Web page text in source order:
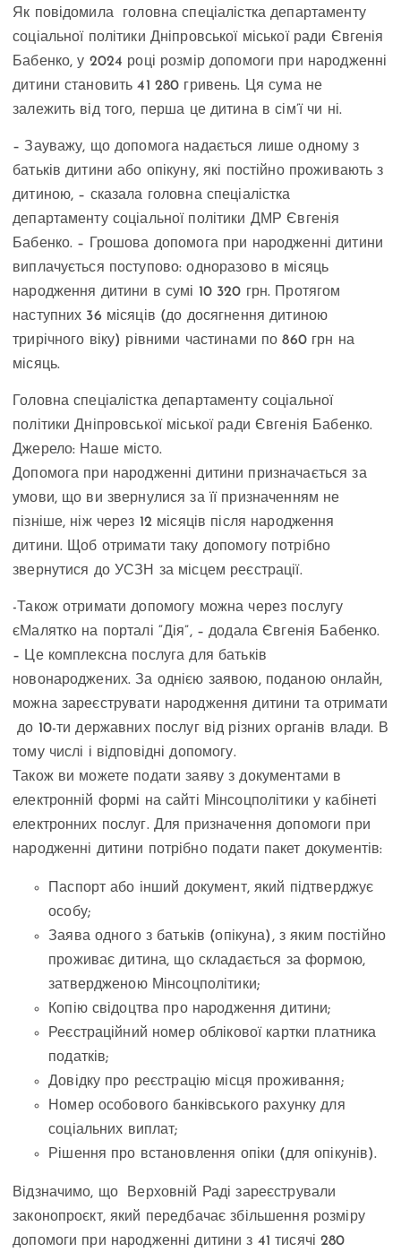
Як повідомила головна спеціалістка департаменту
соціальної політики Дніпровської міської ради Євгенія
Бабенко, у 2024 році розмір допомоги при народженні
дитини становить 41 280 гривень. Ця сума не
залежить від того, перша це дитина в сім’ї чи ні.
– Зауважу, що допомога надається лише одному з
батьків дитини або опікуну, які постійно проживають з
дитиною, – сказала головна спеціалістка
департаменту соціальної політики ДМР Євгенія
Бабенко. – Грошова допомога при народженні дитини
виплачується поступово: одноразово в місяць
народження дитини в сумі 10 320 грн. Протягом
наступних 36 місяців (до досягнення дитиною
трирічного віку) рівними частинами по 860 грн на
місяць.
Головна спеціалістка департаменту соціальної
політики Дніпровської міської ради Євгенія Бабенко.
Джерело: Наше місто.
Допомога при народженні дитини призначається за
умови, що ви звернулися за її призначенням не
пізніше, ніж через 12 місяців після народження
дитини. Щоб отримати таку допомогу потрібно
звернутися до УСЗН за місцем реєстрації.
-Також отримати допомогу можна через послугу
єМалятко на порталі “Дія”, – додала Євгенія Бабенко.
– Це комплексна послуга для батьків
новонароджених. За однією заявою, поданою онлайн,
можна зареєструвати народження дитини та отримати
до 10-ти державних послуг від різних органів влади. В
тому числі і відповідні допомогу.
Також ви можете подати заяву з документами в
електронній формі на сайті Мінсоцполітики у кабінеті
електронних послуг. Для призначення допомоги при
народженні дитини потрібно подати пакет документів:
Паспорт або інший документ, який підтверджує
особу;
Заява одного з батьків (опікуна), з яким постійно
проживає дитина, що складається за формою,
затвердженою Мінсоцполітики;
Копію свідоцтва про народження дитини;
Реєстраційний номер облікової картки платника
податків;
Довідку про реєстрацію місця проживання;
Номер особового банківського рахунку для
соціальних виплат;
Рішення про встановлення опіки (для опікунів).
Відзначимо, що Верховній Раді зареєстрували
законопроєкт, який передбачає збільшення розміру
допомоги при народженні дитини з 41 тисячі 280